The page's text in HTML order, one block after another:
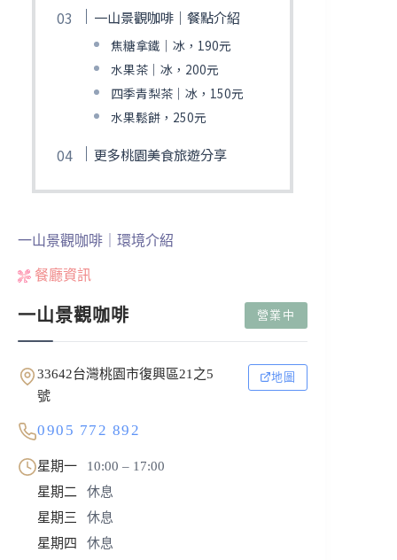
一山景觀咖啡｜餐點介紹
焦糖拿鐵｜冰，190元
水果茶｜冰，200元
四季青梨茶｜冰，150元
水果鬆餅，250元
更多桃園美食旅遊分享
一山景觀咖啡｜環境介紹
餐廳資訊
一山景觀咖啡 營業中
33642台灣桃園市復興區21之5
號
地圖
0905 772 892
星期一
10:00 – 17:00
星期二
休息
星期三
休息
星期四
休息